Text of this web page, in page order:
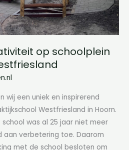
op schoolplein
wij een uniek en inspirerend
Westfriesland in Hoorn.
was al 25 jaar niet meer
aan verbetering toe. Daarom
met de school besloten om